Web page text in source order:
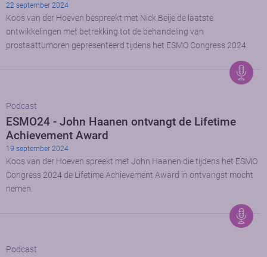
22 september 2024
Koos van der Hoeven bespreekt met Nick Beije de laatste
ontwikkelingen met betrekking tot de behandeling van
prostaattumoren gepresenteerd tijdens het ESMO Congress 2024.
Podcast
ESMO24 - John Haanen ontvangt de Lifetime
Achievement Award
19 september 2024
Koos van der Hoeven spreekt met John Haanen die tijdens het ESMO
Congress 2024 de Lifetime Achievement Award in ontvangst mocht
nemen.
Podcast